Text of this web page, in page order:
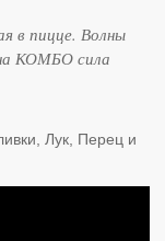
в пицце. Волны
КОМБО сила
Лук, Перец и